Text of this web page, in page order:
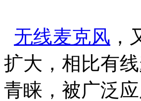
无线麦克风
扩大，相比有
青睐，被广泛